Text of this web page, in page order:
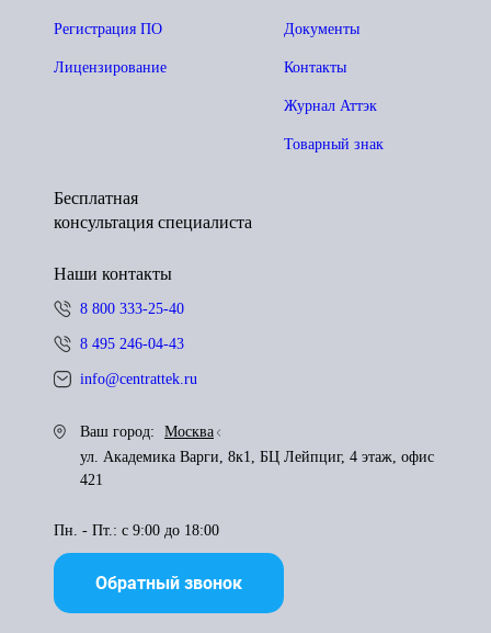
Документы
Контакты
Журнал Аттэк
Товарный знак
Регистрация ПО
Лицензирование
Бесплатная
консультация специалиста
Наши контакты
8 800 333-25-40
8 495 246-04-43
info@centrattek.ru
Ваш город:
Москва
ул. Академика Варги, 8к1, БЦ Лейпциг, 4 этаж, офис
421
Пн. - Пт.: с 9:00 до 18:00
Обратный звонок